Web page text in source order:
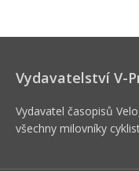
Vydavatelství V-
Vydavatel časopisů
všechny milovníky